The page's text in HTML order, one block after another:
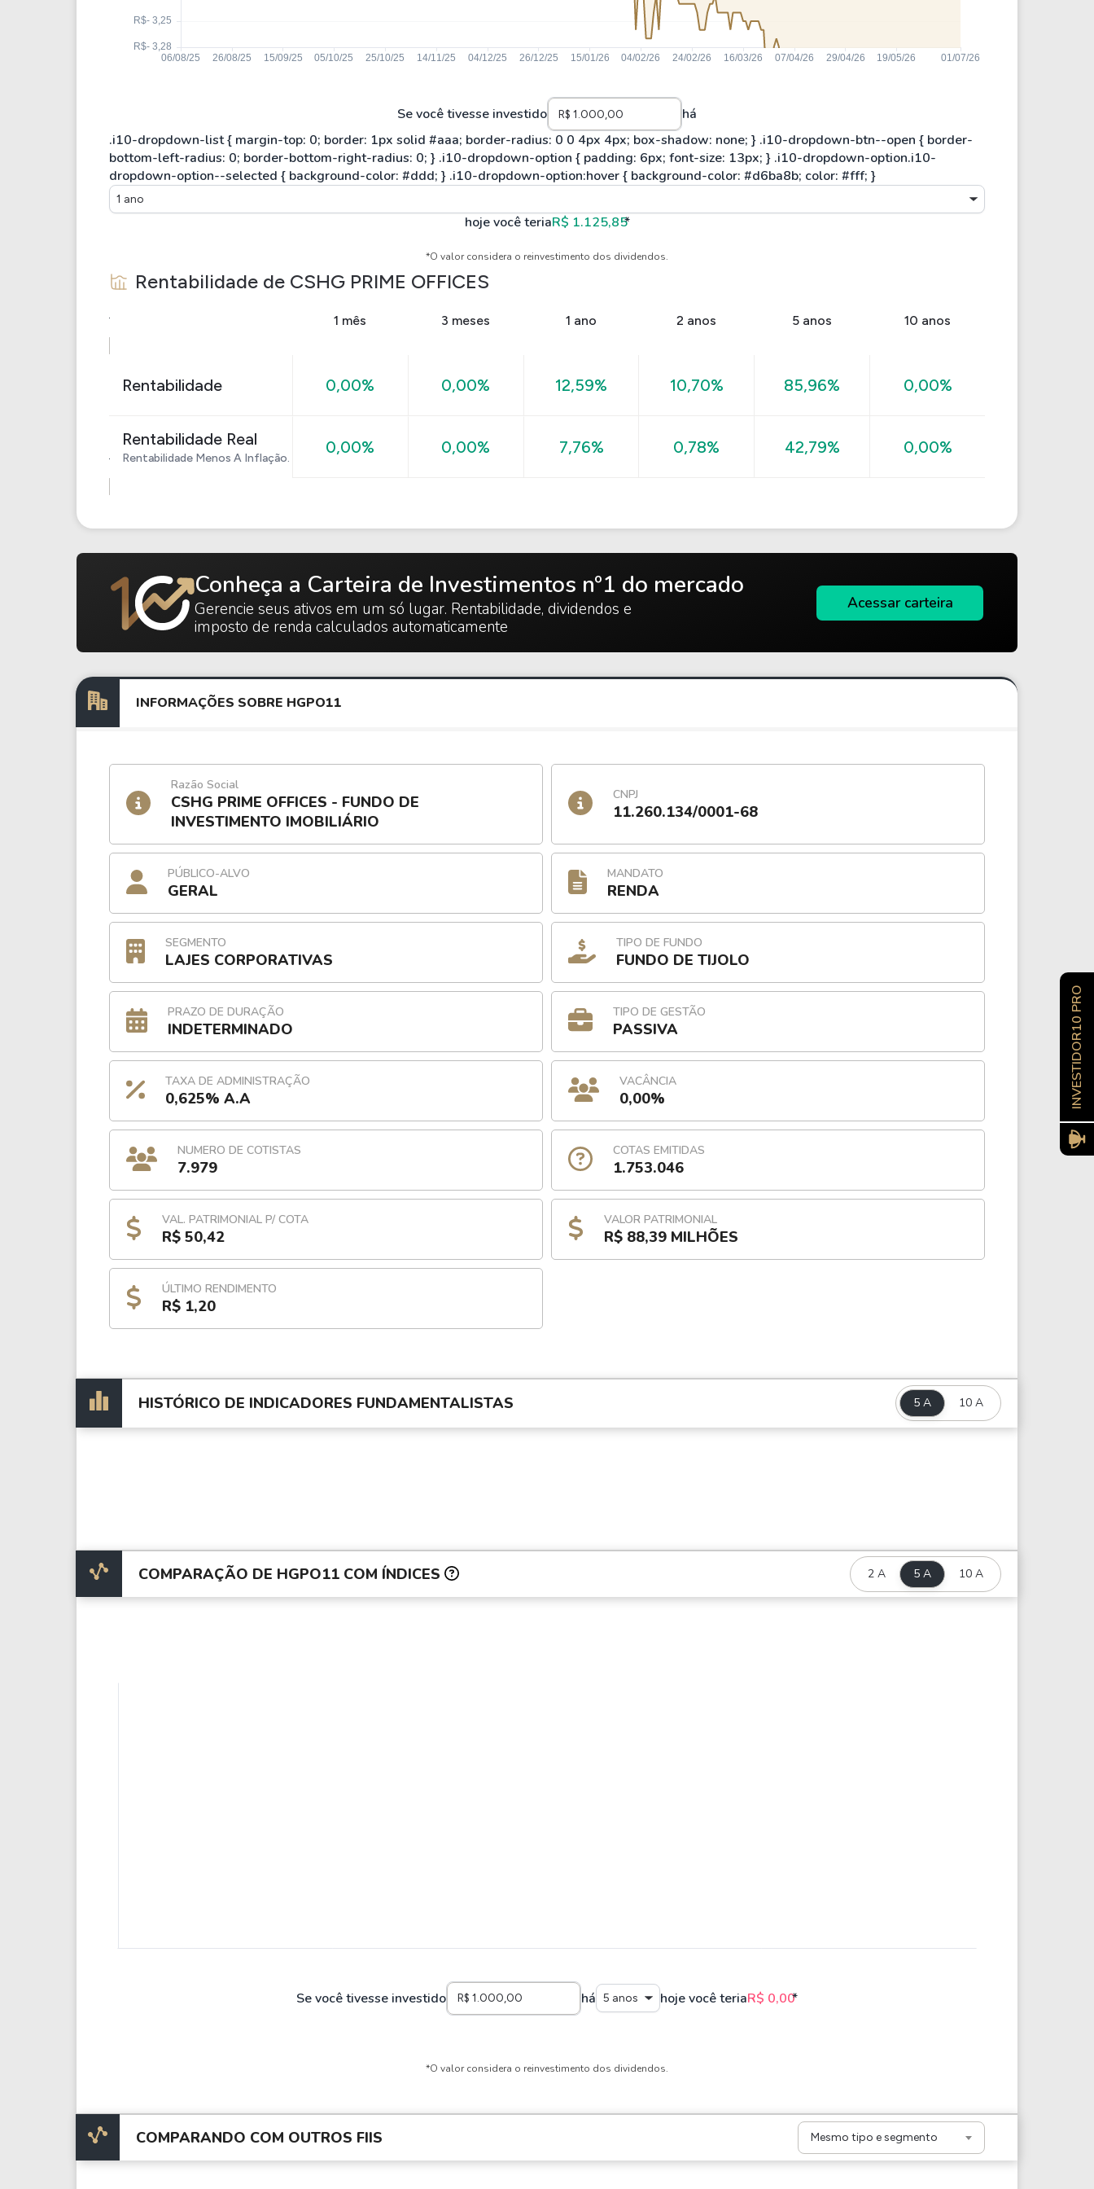
Se você tivesse investido há
1 ano
hoje você teriaR$ 1.125,85*
*O valor considera o reinvestimento dos dividendos.
Rentabilidade de CSHG PRIME OFFICES
1 mês 3 meses 1 ano 2 anos 5 anos 10 anos
Rentabilidade 0,00% 0,00% 12,59% 10,70% 85,96% 0,00%
Rentabilidade Real
Rentabilidade Menos A Inflação.
0,00% 0,00% 7,76% 0,78% 42,79% 0,00%
Conheça a Carteira de Investimentos nº1 do mercado
Gerencie seus ativos em um só lugar. Rentabilidade, dividendos e
imposto de renda calculados automaticamente
Acessar carteira
INFORMAÇÕES SOBRE HGPO11
Razão Social
CSHG PRIME OFFICES - FUNDO DE
INVESTIMENTO IMOBILIÁRIO
CNPJ
11.260.134/0001-68
PÚBLICO-ALVO
GERAL
MANDATO
RENDA
SEGMENTO
LAJES CORPORATIVAS
TIPO DE FUNDO
FUNDO DE TIJOLO
PRAZO DE DURAÇÃO
INDETERMINADO
TIPO DE GESTÃO
PASSIVA
TAXA DE ADMINISTRAÇÃO
0,625% A.A
VACÂNCIA
0,00%
NUMERO DE COTISTAS
7.979
COTAS EMITIDAS
1.753.046
VAL. PATRIMONIAL P/ COTA
R$ 50,42
VALOR PATRIMONIAL
R$ 88,39 MILHÕES
ÚLTIMO RENDIMENTO
R$ 1,20
HISTÓRICO DE INDICADORES FUNDAMENTALISTAS 5 A 10 A
COMPARAÇÃO DE HGPO11 COM ÍNDICES 2 A 5 A 10 A
Se você tivesse investido há 5 anos hoje você teriaR$ 0,00*
*O valor considera o reinvestimento dos dividendos.
COMPARANDO COM OUTROS FIIS Mesmo tipo e segmento
INVESTIDOR10 PRO